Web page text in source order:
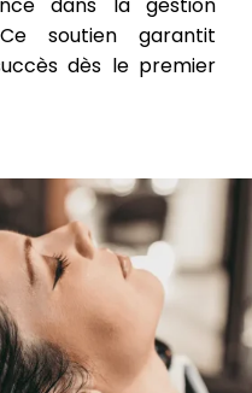
dans la gestion
soutien garantit
dès le premier